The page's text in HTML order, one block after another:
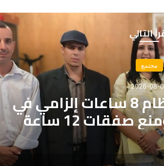
التالي
مجتمع
2026-08-
الحكومة: اعتماد نظام 8 ساعات إلزامي في
12 ساعة